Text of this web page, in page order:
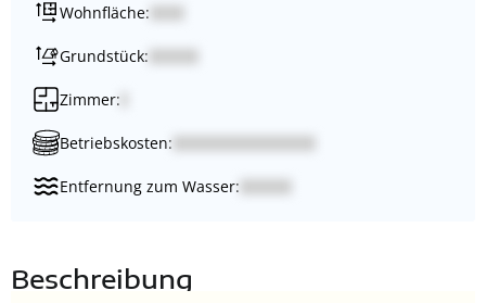
Wohnfläche:
Grundstück:
Zimmer:
Betriebskosten:
Entfernung zum Wasser:
Beschreibung